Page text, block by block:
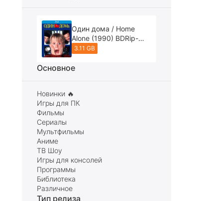
Один дома / Home
Alone (1990) BDRip-
AVC [REMASTERED]
3.11 GB
Основное
Новинки 🔥
Игры для ПК
Фильмы
Сериалы
Мультфильмы
Аниме
ТВ Шоу
Игры для консолей
Программы
Библиотека
Различное
Тип релиза